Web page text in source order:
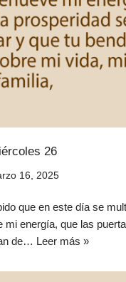
26
16, 2025
que en este día se
mi energía, que las
de… Leer más »